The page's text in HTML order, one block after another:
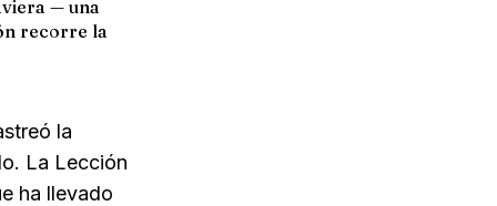
— una
recorre la
la
La Lección
ha llevado